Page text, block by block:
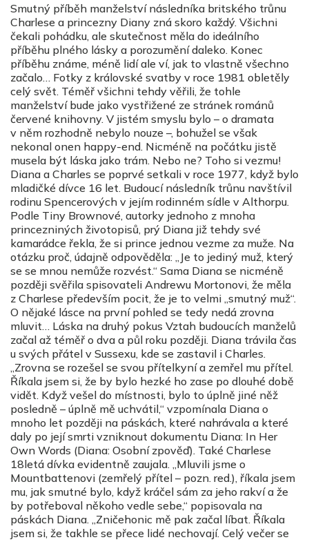
Smutný příběh manželství následníka britského trůnu
Charlese a princezny Diany zná skoro každý. Všichni
čekali pohádku, ale skutečnost měla do ideálního
příběhu plného lásky a porozumění daleko. Konec
příběhu známe, méně lidí ale ví, jak to vlastně všechno
začalo… Fotky z královské svatby v roce 1981 obletěly
celý svět. Téměř všichni tehdy věřili, že tohle
manželství bude jako vystřižené ze stránek románů
červené knihovny. V jistém smyslu bylo – o dramata
v něm rozhodně nebylo nouze –, bohužel se však
nekonal onen happy-end. Nicméně na počátku jistě
musela být láska jako trám. Nebo ne? Toho si vezmu!
Diana a Charles se poprvé setkali v roce 1977, když bylo
mladičké dívce 16 let. Budoucí následník trůnu navštívil
rodinu Spencerových v jejím rodinném sídle v Althorpu.
Podle Tiny Brownové, autorky jednoho z mnoha
princezniných životopisů, prý Diana již tehdy své
kamarádce řekla, že si prince jednou vezme za muže. Na
otázku proč, údajně odpověděla: „Je to jediný muž, který
se se mnou nemůže rozvést.“ Sama Diana se nicméně
později svěřila spisovateli Andrewu Mortonovi, že měla
z Charlese především pocit, že je to velmi „smutný muž“.
O nějaké lásce na první pohled se tedy nedá zrovna
mluvit… Láska na druhý pokus Vztah budoucích manželů
začal až téměř o dva a půl roku později. Diana trávila čas
u svých přátel v Sussexu, kde se zastavil i Charles.
„Zrovna se rozešel se svou přítelkyní a zemřel mu přítel.
Říkala jsem si, že by bylo hezké ho zase po dlouhé době
vidět. Když vešel do místnosti, bylo to úplně jiné něž
posledně – úplně mě uchvátil,“ vzpomínala Diana o
mnoho let později na páskách, které nahrávala a které
daly po její smrti vzniknout dokumentu Diana: In Her
Own Words (Diana: Osobní zpověď). Také Charlese
18letá dívka evidentně zaujala. „Mluvili jsme o
Mountbattenovi (zemřelý přítel – pozn. red.), říkala jsem
mu, jak smutné bylo, když kráčel sám za jeho rakví a že
by potřeboval někoho vedle sebe,“ popisovala na
páskách Diana. „Zničehonic mě pak začal líbat. Říkala
jsem si, že takhle se přece lidé nechovají. Celý večer se